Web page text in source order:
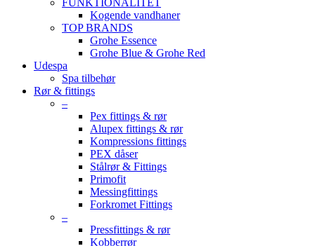
FUNKTIONALITET
Kogende vandhaner
TOP BRANDS
Grohe Essence
Grohe Blue & Grohe Red
Udespa
Spa tilbehør
Rør & fittings
–
Pex fittings & rør
Alupex fittings & rør
Kompressions fittings
PEX dåser
Stålrør & Fittings
Primofit
Messingfittings
Forkromet Fittings
–
Pressfittings & rør
Kobberrør